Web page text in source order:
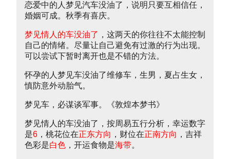
恋爱中的人梦见汽车没油了，说明只要互相信任，
婚姻可成。秋季有喜庆。
梦见情人的车没油了 ，这两天的你往往不太能控制
自己的情绪。尽量让自己避免有过激的行为出现。
可以尝试下暂时离开也是不错的方法。
怀孕的人梦见车没油了维修车，生男，夏占生女，
慎防意外动胎气。
梦见车，必谋谈军事。《敦煌本梦书》
梦见情人的车没油了，按周易五行分析，幸运数字
是6 ，桃花位在正东方向 ，财位在正南方向 ，吉祥
色彩是白色 ，开运食物是海带。